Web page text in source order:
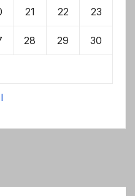
21 22 23
28 29 30